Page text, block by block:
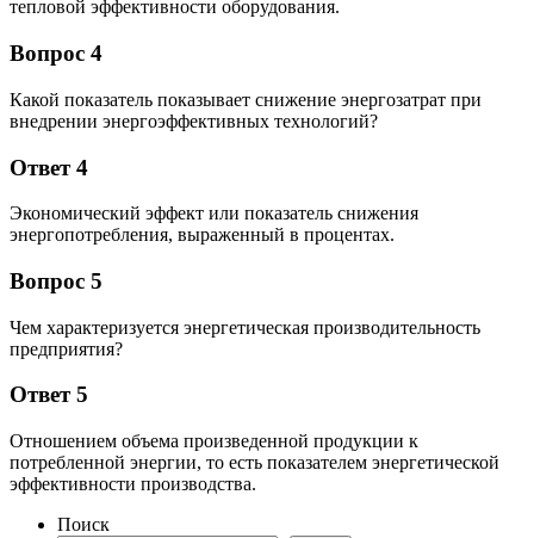
тепловой эффективности оборудования.
Вопрос 4
Какой показатель показывает снижение энергозатрат при
внедрении энергоэффективных технологий?
Ответ 4
Экономический эффект или показатель снижения
энергопотребления, выраженный в процентах.
Вопрос 5
Чем характеризуется энергетическая производительность
предприятия?
Ответ 5
Отношением объема произведенной продукции к
потребленной энергии, то есть показателем энергетической
эффективности производства.
Поиск